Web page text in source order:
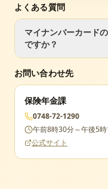
よくある質問
マイナンバーカード
ですか？
過ぎるとカードが失
お問い合わせ先
保険年金課
0748-72-1290
午前8時30分～午後5時
公式サイト